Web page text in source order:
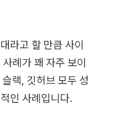
라고 할 만큼 사이
례가 꽤 자주 보이
랙, 깃허브 모두 성
인 사례입니다.